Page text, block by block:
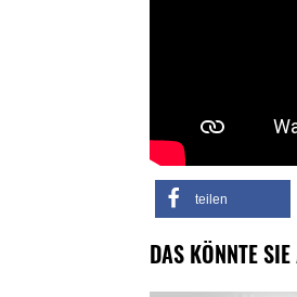
teilen
DAS KÖNNTE